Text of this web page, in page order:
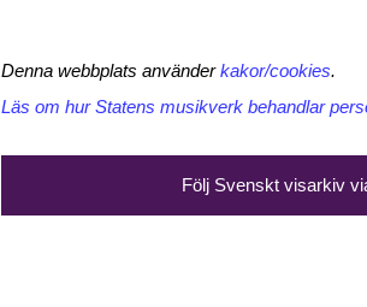
Denna webbplats använderkakor/cookies.
Läs om hur Statens musikverk behandlar
Följ Svenskt visarkiv